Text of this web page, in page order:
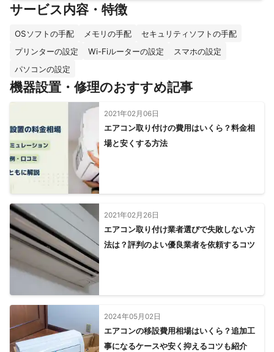
サービス内容・特徴
OSソフトの手配 メモリの手配
セキュリティソフトの手配
プリンターの設定
Wi-Fiルーターの設定
スマホの設定
パソコンの設定
機器設置・修理のおすすめ記事
2021年02月06日
エアコン取り付けの費用はいくら？料金相
場と安くする方法
2021年02月26日
エアコン取り付け業者選びで失敗しない方
法は？評判のよい優良業者を依頼するコツ
2024年05月02日
エアコンの移設費用相場はいくら？追加工
事になるケースや安く抑えるコツも紹介